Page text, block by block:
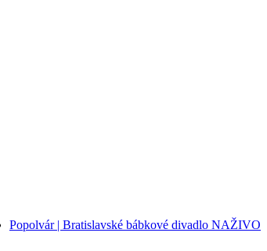
Popolvár | Bratislavské bábkové divadlo NAŽIVO